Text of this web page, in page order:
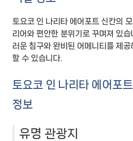
토요코 인 나리타 에어포트 신칸의
리어와 편안한 분위기로 꾸며져 있
러운 침구와 완비된 어메니티를 제공
할 수 있습니다.
토요코 인 나리타 에어포
정보
유명 관광지